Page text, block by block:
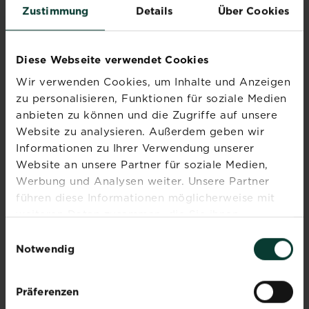
Zustimmung Details Über Cookies
Diese Webseite verwendet Cookies
Wir verwenden Cookies, um Inhalte und Anzeigen
zu personalisieren, Funktionen für soziale Medien
anbieten zu können und die Zugriffe auf unsere
Website zu analysieren. Außerdem geben wir
Informationen zu Ihrer Verwendung unserer
Website an unsere Partner für soziale Medien,
Werbung und Analysen weiter. Unsere Partner
führen diese Informationen möglicherweise mit
weiteren Daten zusammen, die Sie ihnen
Nutzung der Dienste gesammelt haben.
Notwendig
Präferenzen
Rasen ebnen: So gleichst
du Unebenheiten aus
Mehr lesenüber Rasen ebnen: So gleichst du
Rasenkrankheiten
erkennen, behandeln und
vorbeugen
über Rasenkrankheiten
Rasen aerifizieren: Alles